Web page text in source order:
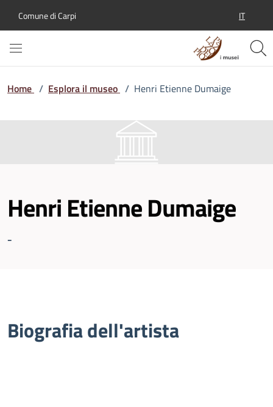
Comune di Carpi IT
Home / Esplora il museo / Henri Etienne Dumaige
Henri Etienne Dumaige
-
Biografia dell'artista